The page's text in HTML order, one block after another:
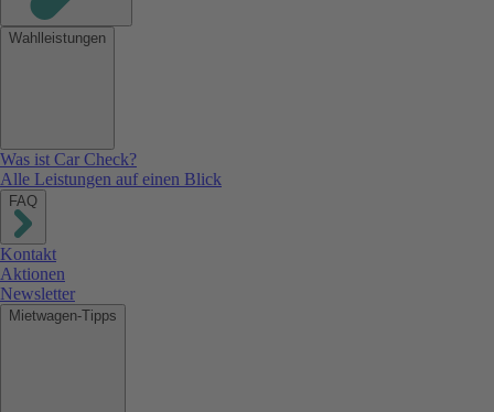
Wahlleistungen
Was ist Car Check?
Alle Leistungen auf einen Blick
FAQ
Kontakt
Aktionen
Newsletter
Mietwagen-Tipps